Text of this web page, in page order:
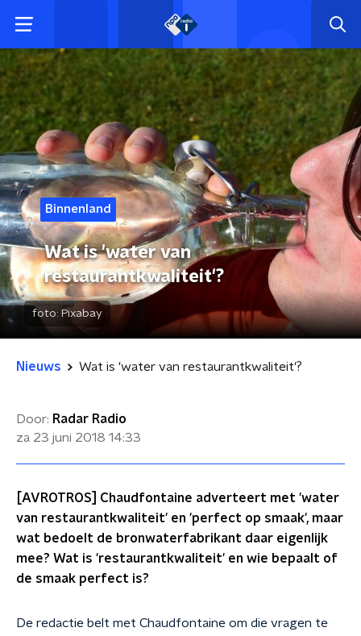
Binnenland
Wat is 'water van
restaurantkwaliteit'?
foto: Pixabay
Nieuws Wat is 'water van restaurantkwaliteit'?
Door: Radar Radio
za 23 juni 2018 14:33
[AVROTROS] Chaudfontaine adverteert met 'water
van restaurantkwaliteit' en 'perfect op smaak', maar
wat bedoelt de bronwaterfabrikant daar eigenlijk
mee? Wat is 'restaurantkwaliteit' en wie bepaalt of
de smaak perfect is?
De redactie belt met Chaudfontaine om die vragen te